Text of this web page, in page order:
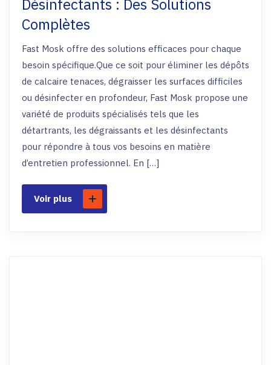
Désinfectants : Des Solutions
Complètes
Fast Mosk offre des solutions efficaces pour chaque
besoin spécifique.Que ce soit pour éliminer les dépôts
de calcaire tenaces, dégraisser les surfaces difficiles
ou désinfecter en profondeur, Fast Mosk propose une
variété de produits spécialisés tels que les
détartrants, les dégraissants et les désinfectants
pour répondre à tous vos besoins en matière
d’entretien professionnel. En […]
Voir plus